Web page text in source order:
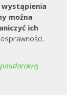
wystąpienia
można
ich